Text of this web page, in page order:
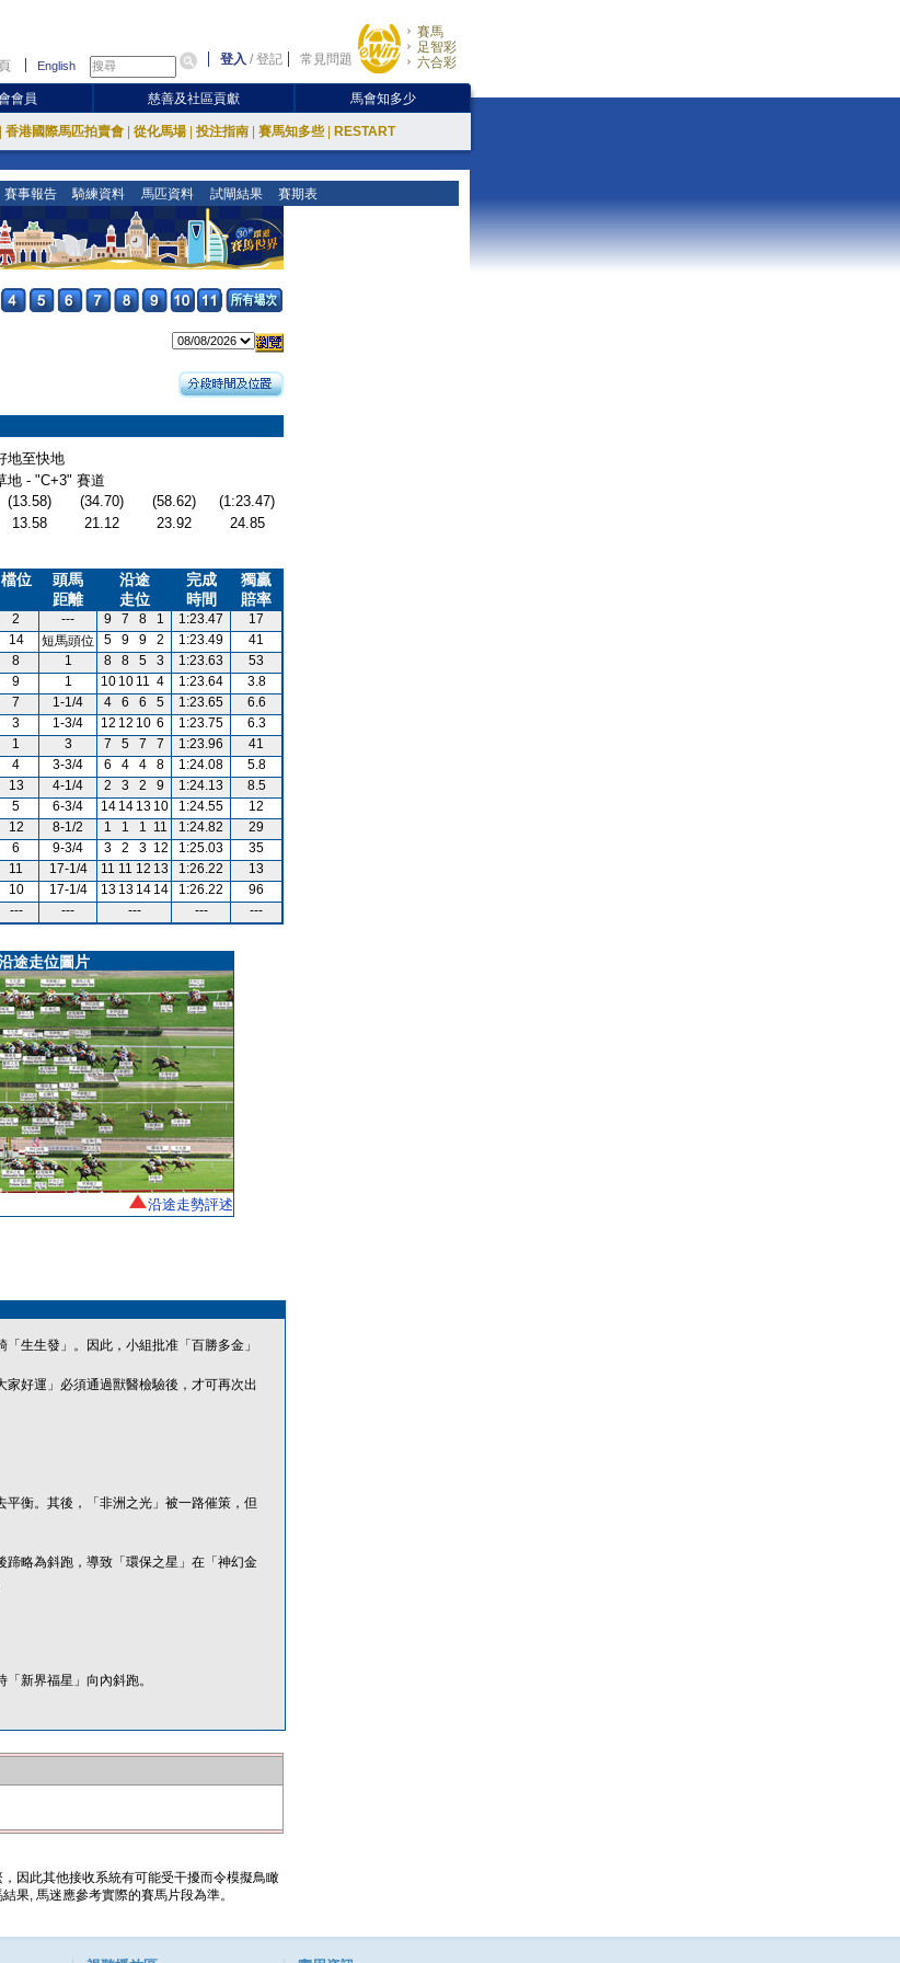
English 登入 /登記 常見問題
賽馬
足智彩
六合彩
會員 慈善及社區貢獻 馬會知多少
香港國際馬匹拍賣會 從化馬場 投注指南 賽馬知多些 RESTART
賽事報告 騎練資料 馬匹資料 試閘結果 賽期表
地至快地
地 - "C+3" 賽道
(13.58) (34.70) (58.62)
(1:23.47)
13.58 21.12 23.92
24.85
檔位
頭馬
距離
沿途
走位
完成
時間
獨贏
賠率
2 --- 9 7 8 1 1:23.47
17
14 短馬頭位 5 9 9 2 1:23.49
41
8 1 8 8 5 3 1:23.63
53
9 1 10 10 11 4 1:23.64
3.8
7 1-1/4 4 6 6 5 1:23.65
6.6
3 1-3/4 12 12 10 6 1:23.75
6.3
1 3 7 5 7 7 1:23.96
41
4 3-3/4 6 4 4 8 1:24.08
5.8
13 4-1/4 2 3 2 9 1:24.13
8.5
5 6-3/4 14 14 13 10 1:24.55
12
12 8-1/2 1 1 1 11 1:24.82
29
6 9-3/4 3 2 3 12 1:25.03
35
11 17-1/4 11 11 12 13 1:26.22
13
10 17-1/4 13 13 14 14 1:26.22
96
--- --- --- --- ---
途走位圖片
沿途走勢評述
生生發」。因此，小組批准「百勝多金」
好運」必須通過獸醫檢驗後，才可再次出
衡。其後，「非洲之光」被一路催策，但
略為斜跑，導致「環保之星」在「神幻金
新界福星」向內斜跑。
因此其他接收系統有可能受干擾而令模擬鳥瞰
果, 馬迷應參考實際的賽馬片段為準。